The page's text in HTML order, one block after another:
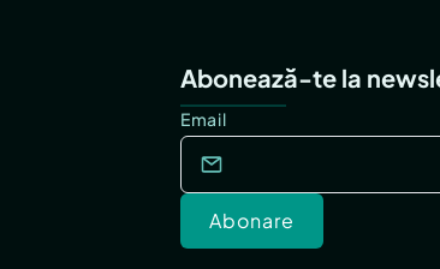
Abonează-te la
Email
Abonare